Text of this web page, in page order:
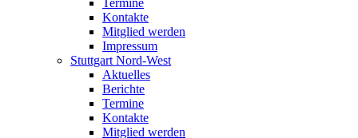
Termine
Kontakte
Mitglied werden
Impressum
Stuttgart Nord-West
Aktuelles
Berichte
Termine
Kontakte
Mitglied werden